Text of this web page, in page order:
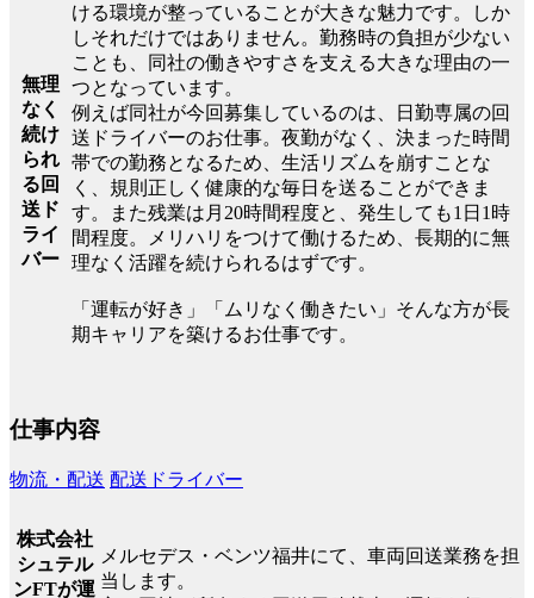
無理
なく
続け
られ
る回
送ド
ライ
バー
ける環境が整っていることが大きな魅力です。しか
しそれだけではありません。勤務時の負担が少ない
ことも、同社の働きやすさを支える大きな理由の一
つとなっています。
例えば同社が今回募集しているのは、日勤専属の回
送ドライバーのお仕事。夜勤がなく、決まった時間
帯での勤務となるため、生活リズムを崩すことな
く、規則正しく健康的な毎日を送ることができま
す。また残業は月20時間程度と、発生しても1日1時
間程度。メリハリをつけて働けるため、長期的に無
理なく活躍を続けられるはずです。
「運転が好き」「ムリなく働きたい」そんな方が長
期キャリアを築けるお仕事です。
仕事内容
物流・配送 配送ドライバー
株式会社
シュテル
ンFTが運
メルセデス・ベンツ福井にて、車両回送業務を担
当します。